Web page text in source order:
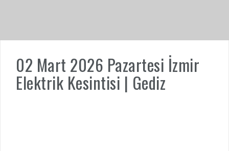
02 Mart 2026 Pazartesi İzmir
Elektrik Kesintisi | Gediz